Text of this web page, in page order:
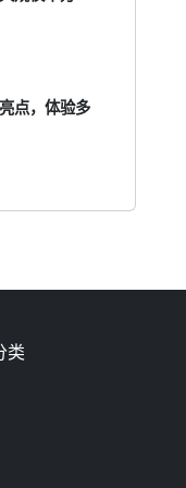
点，体验多
类